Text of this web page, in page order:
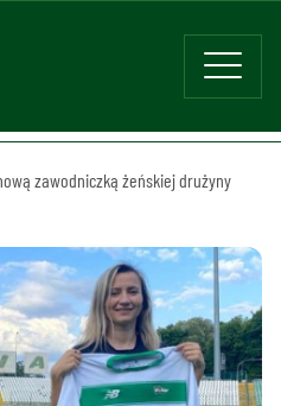
zawodniczką żeńskiej drużyny